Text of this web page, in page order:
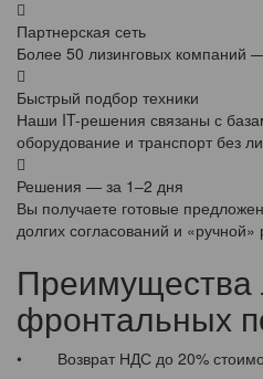
Партнерская сеть
Более 50 лизинговых компаний
Быстрый подбор техники
Наши IT-решения связаны с
оборудование и транспорт без
Решения — за 1–2 дня
Вы получаете готовые
долгих согласований и «ручной»
Преимущества
фронтальных
• Возврат НДС до 20%